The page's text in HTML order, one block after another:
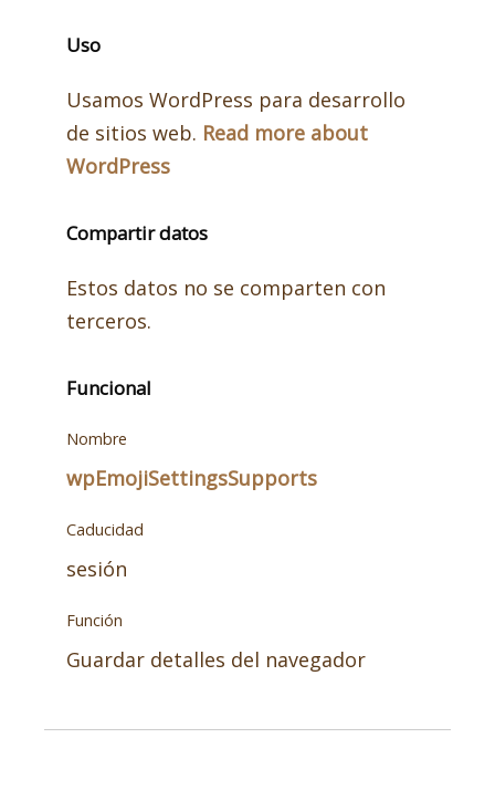
Consent
service
wordpress
Uso
Usamos WordPress para desarrollo
de sitios web. Read more about
WordPress
Compartir datos
Estos datos no se comparten con
terceros.
Funcional
Nombre
wpEmojiSettingsSupports
Caducidad
sesión
Función
Guardar detalles del navegador